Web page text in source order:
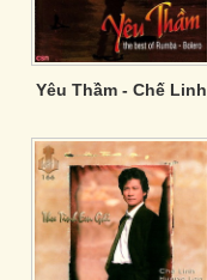
Yêu Thầm - Chế Linh